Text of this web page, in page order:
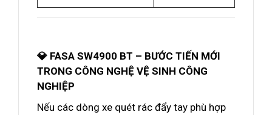
💎 FASA SW4900 BT – BƯỚC TIẾN MỚI
TRONG CÔNG NGHỆ VỆ SINH CÔNG
NGHIỆP
Nếu các dòng xe quét rác đẩy tay phù hợp